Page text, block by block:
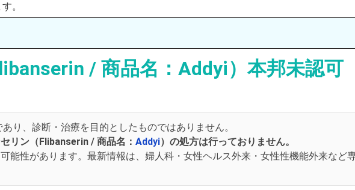
。
/ 商品名：Addyi）本邦未認可
り、診断・治療を目的としたものではありません。
リン（Flibanserin / 商品名： Addyi）の処方は行っておりません。
能性があります。最新情報は、婦人科・女性ヘルス外来・女性性機能外来など